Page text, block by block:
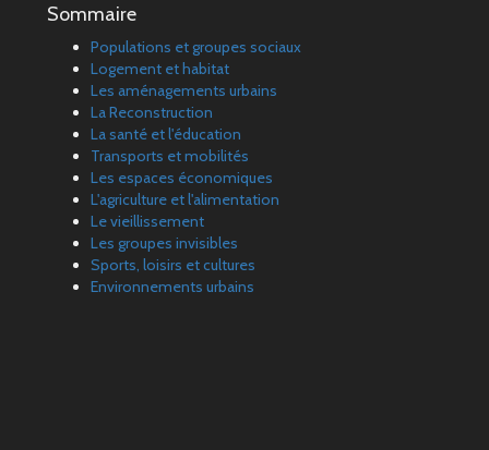
Sommaire
Populations et groupes sociaux
Logement et habitat
Les aménagements urbains
La Reconstruction
La santé et l'éducation
Transports et mobilités
Les espaces économiques
L'agriculture et l'alimentation
Le vieillissement
Les groupes invisibles
Sports, loisirs et cultures
Environnements urbains